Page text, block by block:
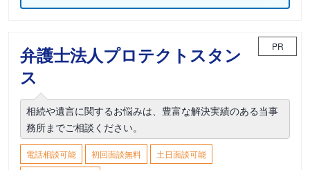
弁護士法人プロテクトスタン
ス
PR
相続や遺言に関するお悩みは、豊富な解決実績のある当事
務所までご相談ください。
電話相談可能 初回面談無料
土日面談可能